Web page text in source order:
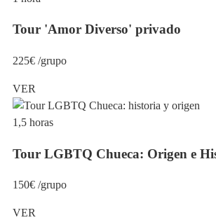
Tour 'Amor Diverso' privado
225€ /grupo
VER
1,5 horas
Tour LGBTQ Chueca: Origen e
150€ /grupo
VER